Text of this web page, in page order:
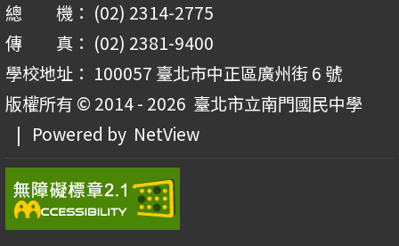
總 機： (02) 2314-2775
傳 真： (02) 2381-9400
學校地址： 100057 臺北市中正區廣州街 6 號
版權所有 © 2014 - 2026 臺北市立南門國民中學
| Powered by NetView